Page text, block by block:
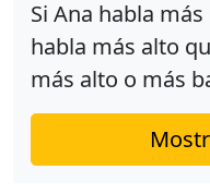
Si Ana habla
habla más alto
más alto o más